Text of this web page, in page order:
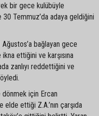
bir gece kulübüyle
30 Temmuz’da adaya geldiğini
Ağustos’a bağlayan gece
ikna ettiğini ve karşısına
zanlıyı reddettiğini ve
dönmek için Ercan
elde ettiği Z.A.’nın çarşıda